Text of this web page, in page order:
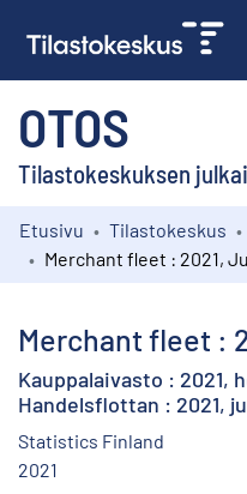
OTOS
Tilastokeskuksen
Kokoelmat
Etusivu Tilastokeskus
Merchant fleet : 2021,
Merchant fleet :
Kauppalaivasto : 2021,
Handelsflottan : 2021,
Statistics Finland
2021